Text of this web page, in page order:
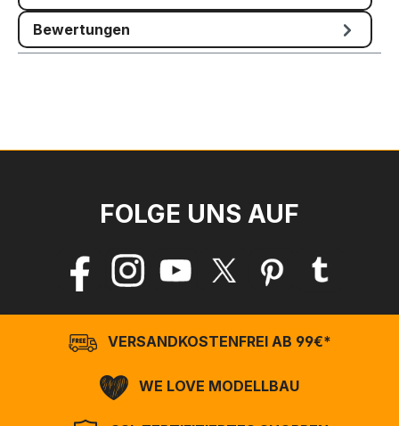
Bewertungen
FOLGE UNS AUF
VERSANDKOSTENFREI AB 99€*
WE LOVE MODELLBAU